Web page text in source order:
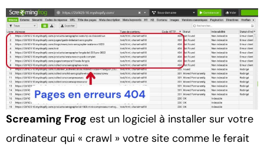
Screaming Frog est un logiciel à installer sur votre
ordinateur qui « crawl » votre site comme le ferait